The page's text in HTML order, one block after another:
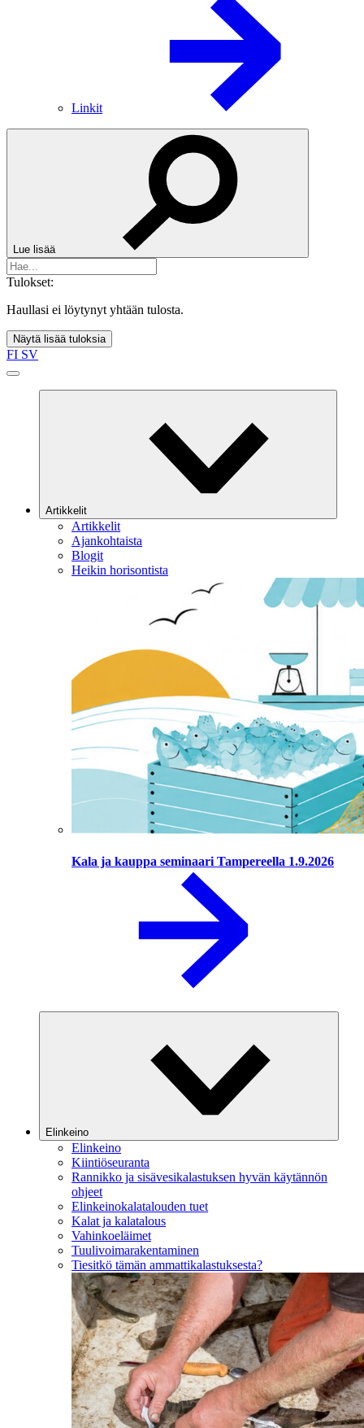
Linkit
Lue lisää
Tulokset:
Haullasi ei löytynyt yhtään tulosta.
Näytä lisää tuloksia
FI SV
Artikkelit
Artikkelit
Ajankohtaista
Blogit
Heikin horisontista
Kala ja kauppa seminaari Tampereella 1.9.2026
Elinkeino
Elinkeino
Kiintiöseuranta
Rannikko ja sisävesikalastuksen hyvän käytännön
ohjeet
Elinkeinokalatalouden tuet
Kalat ja kalatalous
Vahinkoeläimet
Tuulivoimarakentaminen
Tiesitkö tämän ammattikalastuksesta?